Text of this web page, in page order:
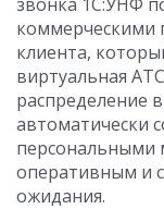
коммерческими
клиента,
виртуальная
распределение
автоматически
персональными
оперативным и
ожидания.